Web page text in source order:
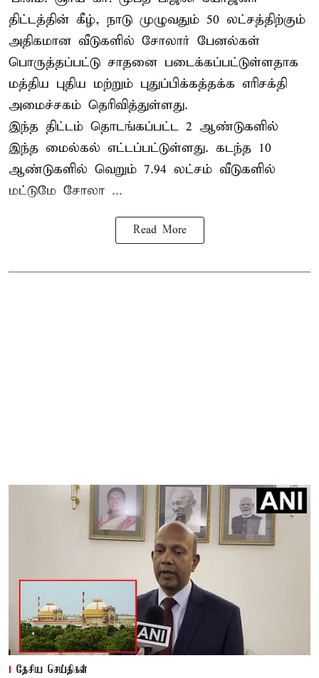
திட்டத்தின் கீழ், நாடு முழுவதும் 50 லட்சத்திற்கும்
அதிகமான வீடுகளில் சோலார் பேனல்கள்
பொருத்தப்பட்டு சாதனை படைக்கப்பட்டுள்ளதாக
மத்திய புதிய மற்றும் புதுப்பிக்கத்தக்க எரிசக்தி
அமைச்சகம் தெரிவித்துள்ளது.
இந்த திட்டம் தொடங்கப்பட்ட 2 ஆண்டுகளில்
இந்த மைல்கல் எட்டப்பட்டுள்ளது. கடந்த 10
ஆண்டுகளில் வெறும் 7.94 லட்சம் வீடுகளில்
மட்டுமே சோலா ...
Read More
தேசிய செய்திகள்